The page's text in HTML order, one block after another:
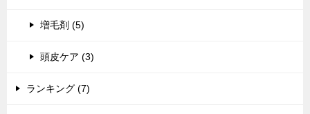
増毛剤 (5)
頭皮ケア (3)
ランキング (7)